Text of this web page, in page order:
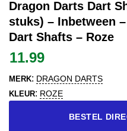
Dragon Darts Dart
stuks) – Inbetween
Dart Shafts – Roze
11.99
MERK: DRAGON DARTS
KLEUR: ROZE
BESTEL